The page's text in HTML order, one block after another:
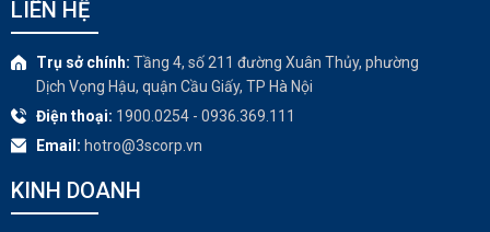
LIÊN HỆ
Trụ sở chính: Tầng 4, số 211 đường Xuân Thủy, phường
Dịch Vọng Hậu, quận Cầu Giấy, TP Hà Nội
Điện thoại: 1900.0254 - 0936.369.111
Email: hotro@3scorp.vn
KINH DOANH